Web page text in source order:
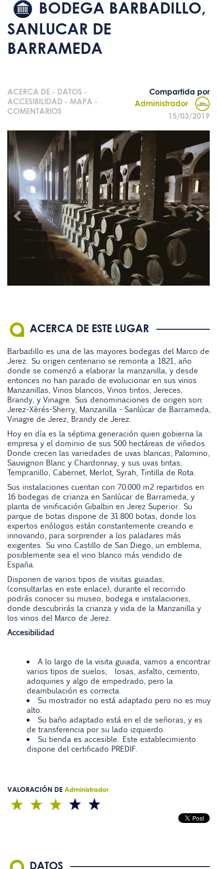
BODEGA BARBADILLO,
SANLUCAR DE
BARRAMEDA
ACERCA DE - DATOS -
ACCESIBILIDAD - MAPA -
COMENTARIOS
Compartida por
Administrador
15/03/2019
ACERCA DE ESTE LUGAR
Barbadillo es una de las mayores bodegas del Marco de
Jerez. Su origen centenario se remonta a 1821, año
donde se comenzó a elaborar la manzanilla, y desde
entonces no han parado de evolucionar en sus vinos
Manzanillas, Vinos blancos, Vinos tintos, Jereces,
Brandy, y Vinagre. Sus denominaciones de origen son:
Jerez-Xèrés-Sherry, Manzanilla - Sanlúcar de Barrameda,
Vinagre de Jerez, Brandy de Jerez.
Hoy en día es la séptima generación quien gobierna la
empresa y el dominio de sus 500 hectáreas de viñedos.
Donde crecen las variedades de uvas blancas; Palomino,
Sauvignon Blanc y Chardonnay, y sus uvas tintas;
Tempranillo, Cabernet, Merlot, Syrah, Tintilla de Rota.
Sus instalaciones cuentan con 70.000 m2 repartidos en
16 bodegas de crianza en Sanlúcar de Barrameda, y
planta de vinificación Gibalbin en Jerez Superior. Su
parque de botas dispone de 31.800 botas, donde los
expertos enólogos están constantemente creando e
innovando, para sorprender a los paladares más
exigentes. Su vino Castillo de San Diego, un emblema,
posiblemente sea el vino blanco más vendido de
España.
Disponen de varios tipos de visitas guiadas,
(consultarlas en este enlace), durante el recorrido
podrás conocer su museo, bodega e instalaciones,
donde descubrirás la crianza y vida de la Manzanilla y
los vinos del Marco de Jerez.
Accesibilidad
A lo largo de la visita guiada, vamos a encontrar
varios tipos de suelos; losas, asfalto, cemento,
adoquines y algo de empedrado, pero la
deambulación es correcta.
Su mostrador no está adaptado pero no es muy
alto.
Su baño adaptado está en el de señoras, y es
de transferencia por su lado izquierdo.
Su tienda es accesible. Este establecimiento
dispone del certificado PREDIF.
VALORACIÓN DE Administrador
DATOS